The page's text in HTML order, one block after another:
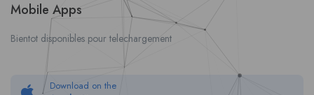
Mobile Apps
Bientot disponibles pour telechargement
Download on the